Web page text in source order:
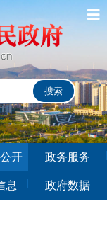
开 政务服务
息 政府数据